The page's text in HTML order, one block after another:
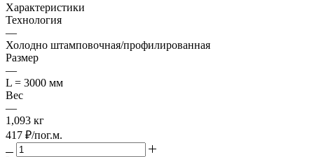
Характеристики
Технология
—
Холодно штамповочная/профилированная
Размер
—
L = 3000 мм
Вес
—
1,093 кг
417 ₽/пог.м.